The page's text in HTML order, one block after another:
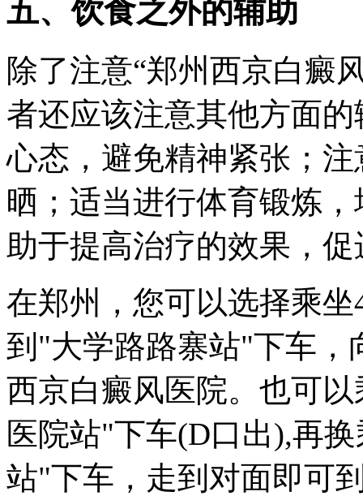
五、饮食之外的辅助
除了注意“郑州西京白癜
者还应该注意其他方面
心态，避免精神紧张；
晒；适当进行体育锻炼
助于提高治疗的效果，
在郑州，您可以选择乘坐
到"大学路路寨站"下车，
西京白癜风医院。也可
医院站"下车(D口出),再
站"下车，走到对面即可